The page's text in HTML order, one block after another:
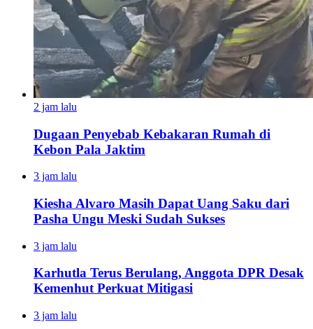
2 jam lalu
Dugaan Penyebab Kebakaran Rumah di
Kebon Pala Jaktim
3 jam lalu
Kiesha Alvaro Masih Dapat Uang Saku dari
Pasha Ungu Meski Sudah Sukses
3 jam lalu
Karhutla Terus Berulang, Anggota DPR Desak
Kemenhut Perkuat Mitigasi
3 jam lalu